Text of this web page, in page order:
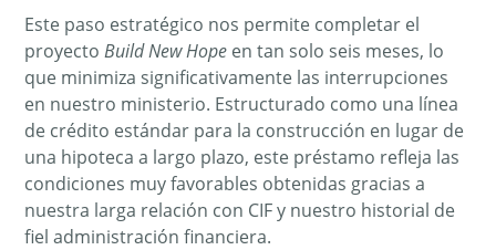
Este paso estratégico nos permite completar el
proyectoBuild New Hope en tan solo seis meses, lo
que minimiza significativamente las interrupciones
en nuestro ministerio. Estructurado como una línea
de crédito estándar para la construcción en lugar de
una hipoteca a largo plazo, este préstamo refleja las
condiciones muy favorables obtenidas gracias a
nuestra larga relación con CIF y nuestro historial de
fiel administración financiera.